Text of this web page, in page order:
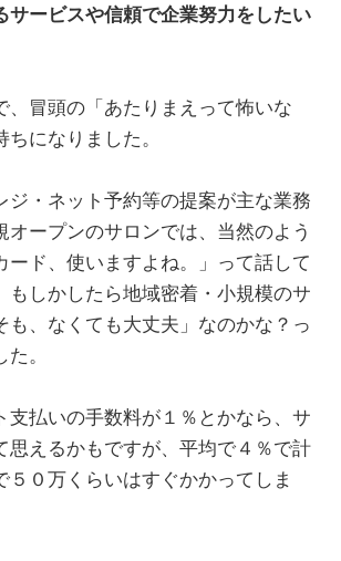
サービスや信頼で企業努力をしたい
、冒頭の「あたりまえって怖いな
になりました。
ジ・ネット予約等の提案が主な業務
オープンのサロンでは、当然のよう
ード、使いますよね。」って話して
もしかしたら地域密着・小規模のサ
も、なくても大丈夫」なのかな？っ
。
支払いの手数料が１％とかなら、サ
思えるかもですが、平均で４％で計
５０万くらいはすぐかかってしま